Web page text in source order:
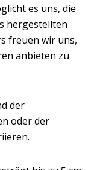
es uns, die
hergestellten
freuen wir uns,
anbieten zu
der
oder der